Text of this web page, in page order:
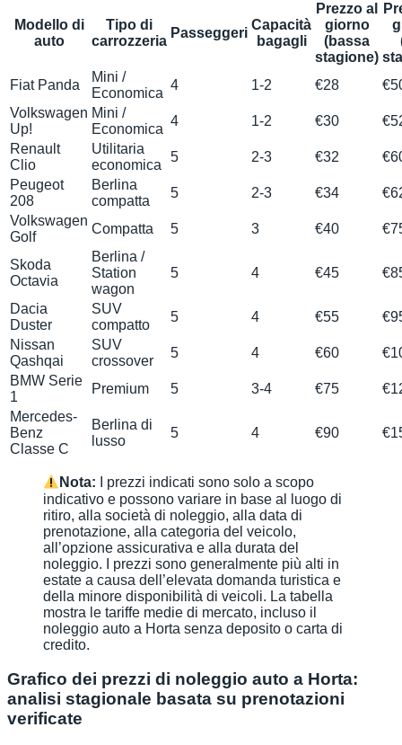
Modello di
auto
Tipo di
carrozzeria
Passeggeri
Capacità
bagagli
Prezzo al
giorno
(bassa
stagione)
Fiat Panda
Mini /
Economica
4 1-2 €28
Volkswagen
Up!
Mini /
Economica
4 1-2 €30
Renault
Clio
Utilitaria
economica
5 2-3 €32
Peugeot
208
Berlina
compatta
5 2-3 €34
Volkswagen
Golf
Compatta 5 3 €40
Skoda
Octavia
Berlina /
Station
wagon
5 4 €45
Dacia
Duster
SUV
compatto
5 4 €55
Nissan
Qashqai
SUV
crossover
5 4 €60
BMW Serie
1
Premium 5 3-4 €75
Mercedes-
Benz
Classe C
Berlina di
lusso
5 4 €90
Nota: I prezzi indicati sono solo a scopo
indicativo e possono variare in base al luogo di
ritiro, alla società di noleggio, alla data di
prenotazione, alla categoria del veicolo,
all’opzione assicurativa e alla durata del
noleggio. I prezzi sono generalmente più alti in
estate a causa dell’elevata domanda turistica e
della minore disponibilità di veicoli. La tabella
mostra le tariffe medie di mercato, incluso il
noleggio auto a Horta senza deposito o carta di
credito.
Grafico dei prezzi di noleggio auto a Horta:
analisi stagionale basata su prenotazioni
verificate